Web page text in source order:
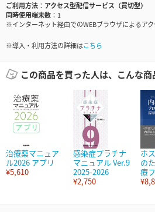
ご利用方法
アクセス型配信サービス（買切型）
同時使用端末数
1
※インターネット経由でのWEBブラウザによるア
※導入・利用方法の詳細はこちら
この商品を買った人は、こんな商
治療薬マニュア
ル2026 アプリ
¥5,610
感染症プラチナ
マニュアル Ver.9
2025-2026
¥2,750
ホ
の
療